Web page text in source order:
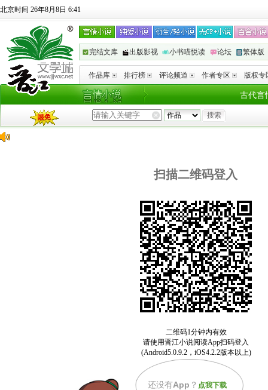
北京时间 26年8月8日 6:41
完结文库 出版影视 小书喵悦读 论坛 繁体版
作品库 排行榜 评论频道 作者专区 版权专
古代言
扫描二维码登入
还没有App ？ 点我下载